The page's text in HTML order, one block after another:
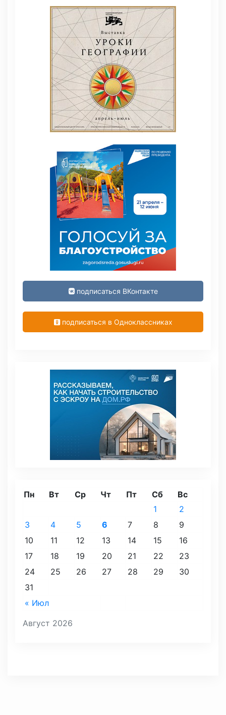
подписаться ВКонтакте
подписаться в Одноклассниках
Август 2026
Пн Вт Ср Чт Пт Сб Вс
« Июл
1
2
3
4 5 6 7 8
9
10
11 12 13 14 15
16
17
18 19 20 21 22
23
24
25 26 27 28 29
30
31